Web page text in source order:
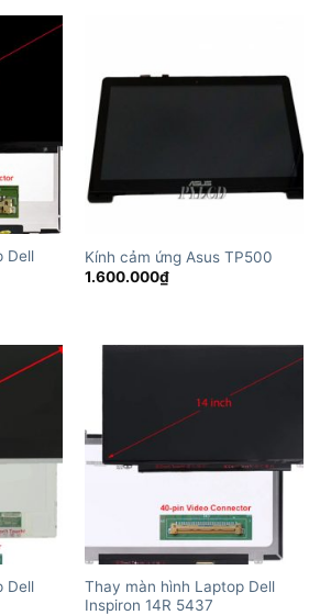
Dell
Kính cảm ứng Asus TP500
1.600.000₫
Dell
Thay màn hình Laptop Dell
Inspiron 14R 5437